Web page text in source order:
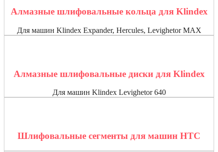
Алмазные шлифовальные кольца для Klindex
Для машин Klindex Expander, Hercules, Levighetor MAX
Алмазные шлифовальные диски для Klindex
Для машин Klindex Levighetor 640
Шлифовальные сегменты для машин HTC